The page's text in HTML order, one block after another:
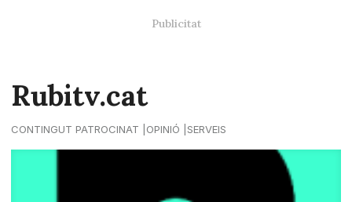
Rubitv.cat
CONTINGUT PATROCINAT OPINIÓ SERVEIS